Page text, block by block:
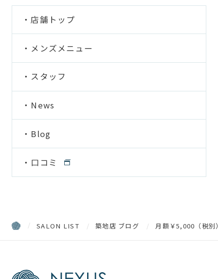
店舗トップ
メンズメニュー
スタッフ
News
Blog
口コミ
SALON LIST 築地店 ブログ 月額￥5,000（税別